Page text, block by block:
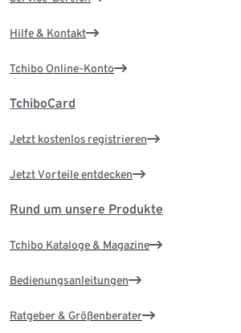
Hilfe & Kontakt
Tchibo Online-Konto
TchiboCard
Jetzt kostenlos registrieren
Jetzt Vorteile entdecken
Rund um unsere Produkte
Tchibo Kataloge & Magazine
Bedienungsanleitungen
Ratgeber & Größenberater